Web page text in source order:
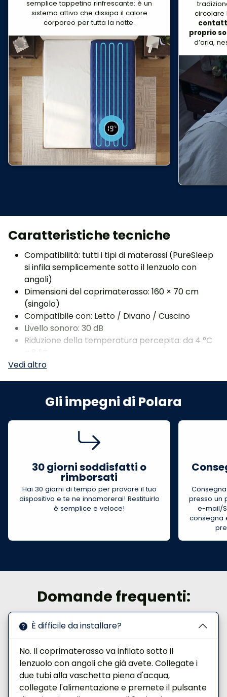
semplice tappetino rinfrescante: è un
sistema attivo che dissipa il calore
corporeo per tutta la notte.
circolare
proprio
d’aria,
Caratteristiche tecniche
Compatibilità: tutti i tipi di materassi (PureSleep
si infila semplicemente sotto il lenzuolo con
angoli)
Dimensioni del coprimaterasso: 160 × 70 cm
(singolo)
Compatibile con: Letto / Divano / Cuscino
Livello sonoro: 30 dB
Riduzione della temperatura percepita: da 4 °C
Capacità del serbatoio: 1,5 L
incluso)
Funzione: Programmazione (timer)
Durata di funzionamento programmabile: da 1 a
Comando: Schermo tattile
Peso: leggero e portatile
Garanzia: 2 anni (compresa la garanzia contro le
perdite)
Contenuto della confezione: unità centrale +
coprimaterasso + serbatoio + tubi +
Gli impegni di Polara
30 giorni soddisfatti o
rimborsati
Hai 30 giorni di tempo per provare il tuo
dispositivo e te ne innamorerai! Restituirlo
è semplice e veloce!
presso un
e-mail/
consegna
Domande frequenti:
È difficile da installare?
No. Il coprimaterasso va infilato sotto il
lenzuolo con angoli che già avete. Collegate i
due tubi alla vaschetta piena d'acqua,
collegate l'alimentazione e premete il pulsante